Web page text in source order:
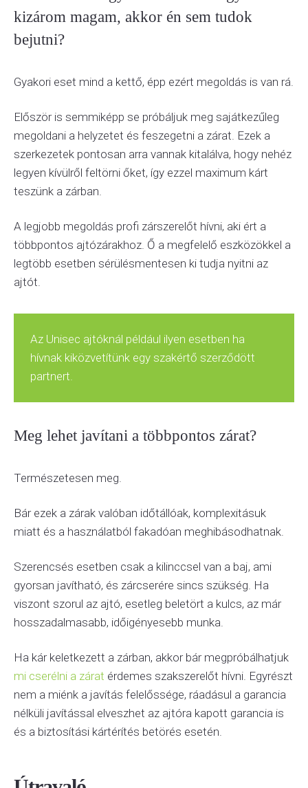
kizárom magam, akkor én sem tudok
bejutni?
Gyakori eset mind a kettő, épp ezért megoldás is van rá.
Először is semmiképp se próbáljuk meg sajátkezűleg
megoldani a helyzetet és feszegetni a zárat. Ezek a
szerkezetek pontosan arra vannak kitalálva, hogy nehéz
legyen kívülről feltörni őket, így ezzel maximum kárt
teszünk a zárban.
A legjobb megoldás profi zárszerelőt hívni, aki ért a
többpontos ajtózárakhoz. Ő a megfelelő eszközökkel a
legtöbb esetben sérülésmentesen ki tudja nyitni az
ajtót.
Az Unisec ajtóknál például ilyen esetben ha
hívnak kiközvetítünk egy szakértő szerződött
partnert.
Meg lehet javítani a többpontos zárat?
Természetesen meg.
Bár ezek a zárak valóban időtállóak, komplexitásuk
miatt és a használatból fakadóan meghibásodhatnak.
Szerencsés esetben csak a kilinccsel van a baj, ami
gyorsan javítható, és zárcserére sincs szükség. Ha
viszont szorul az ajtó, esetleg beletört a kulcs, az már
hosszadalmasabb, időigényesebb munka.
Ha kár keletkezett a zárban, akkor bár megpróbálhatjuk
mi cserélni a zárat érdemes szakszerelőt hívni. Egyrészt
nem a miénk a javítás felelőssége, ráadásul a garancia
nélküli javítással elveszhet az ajtóra kapott garancia is
és a biztosítási kártérítés betörés esetén.